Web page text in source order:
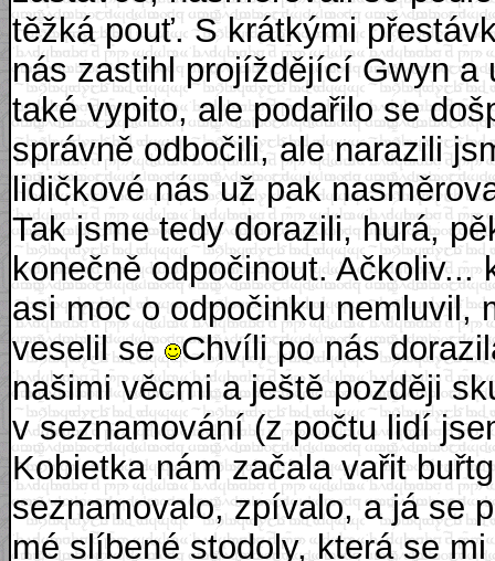
těžká pouť. S krátkými
nás zastihl projíždějící Gwyn
také vypito, ale podařilo se
správně odbočili, ale narazili
lidičkové nás už pak
Tak jsme tedy dorazili, hurá,
konečně odpočinout.
asi moc o odpočinku nemluvil,
veselil se Chvíli po nás
našimi věcmi a ještě později
v seznamování (z počtu lidí
Kobietka nám začala vařit
seznamovalo, zpívalo, a já se
mé slíbené stodoly, která se